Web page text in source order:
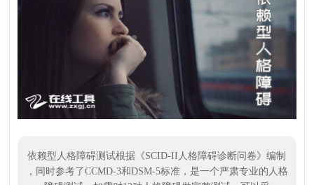
依赖型人格障碍测试根据《SCID-II人格障碍诊断问卷》编制
，同时参考了CCMD-3和DSM-5标准，是一个严肃专业的人格